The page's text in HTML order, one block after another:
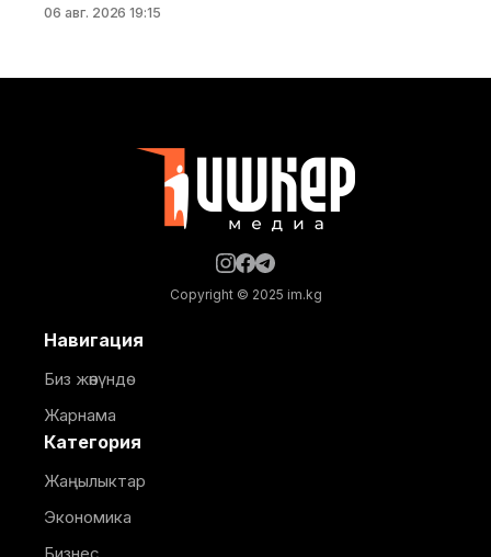
тармагындагы кыргыз-орус кызматташтыгынын
06 авг. 2026 19:15
Copyright © 2025 im.kg
Навигация
Биз жөнүндө
Жарнама
Категория
Жаңылыктар
Экономика